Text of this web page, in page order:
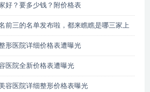
好？要多少钱？附价格表
前三的名单发布啦，都来瞧瞧是哪三家上
形医院详细价格表遭曝光
医院全新价格表遭曝光
容医院详细整形价格表曝光